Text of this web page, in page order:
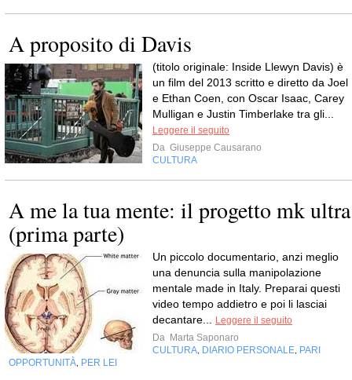
A proposito di Davis
(titolo originale: Inside Llewyn Davis) è
un film del 2013 scritto e diretto da Joel
e Ethan Coen, con Oscar Isaac, Carey
Mulligan e Justin Timberlake tra gli...
Leggere il seguito
Da Giuseppe Causarano
CULTURA
A me la tua mente: il progetto mk ultra
(prima parte)
Un piccolo documentario, anzi meglio
una denuncia sulla manipolazione
mentale made in Italy. Preparai questi
video tempo addietro e poi li lasciai
decantare...
Leggere il seguito
Da Marta Saponaro
CULTURA DIARIO PERSONALE PARI
OPPORTUNITÀ PER LEI